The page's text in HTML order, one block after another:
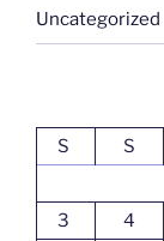
Uncategorized
S
S
3
4